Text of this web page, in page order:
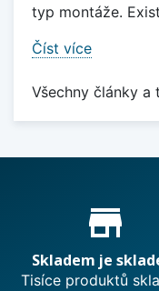
typ montáže.
Číst více
Všechny články a
Proč nakupovat
store_mall_directory
Skladem je
Tisíce produktů